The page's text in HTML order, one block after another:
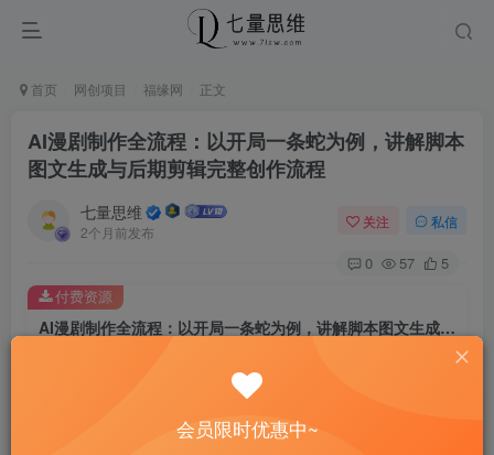
首页 网创项目 福缘网 正文
AI漫剧制作全流程：以开局一条蛇为例，讲解脚本
图文生成与后期剪辑完整创作流程
七量思维
2个月前发布
关注 私信
0 57 5
AI漫剧制作全流程：以开局一条蛇为例，讲解脚本图文生成与后期剪辑完整创作流程
8.8
免费
付费资源
会员限时优惠中~